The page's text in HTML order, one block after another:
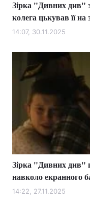
Зірка "Дивних див"
колега цькував її
14:07, 30.11.2025
Зірка "Дивних див"
навколо екранного
14:22, 27.11.2025